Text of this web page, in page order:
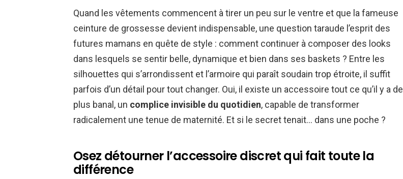
Quand les vêtements commencent à tirer un peu sur le ventre et que la fameuse
ceinture de grossesse devient indispensable, une question taraude l’esprit des
futures mamans en quête de style : comment continuer à composer des looks
dans lesquels se sentir belle, dynamique et bien dans ses baskets ? Entre les
silhouettes qui s’arrondissent et l’armoire qui paraît soudain trop étroite, il suffit
parfois d’un détail pour tout changer. Oui, il existe un accessoire tout ce qu’il y a de
plus banal, un complice invisible du quotidien, capable de transformer
radicalement une tenue de maternité. Et si le secret tenait… dans une poche ?
Osez détourner l’accessoire discret qui fait toute la
différence